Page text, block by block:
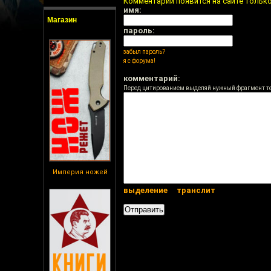
Магазин
Империя ножей
имя:
пароль:
забыл пароль?
я с форума!
комментарий:
Перед цитированием выделяй нужный фрагмент
выделение транслит